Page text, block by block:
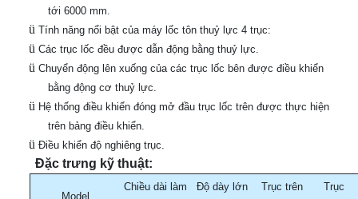
tới 6000 mm.
ü Tính năng nổi bật của máy lốc tôn thuỷ lực 4 trục:
ü Các trục lốc đều được dẫn động bằng thuỷ lực.
ü Chuyển động lên xuống của các trục lốc bên được điều khiển
bằng động cơ thuỷ lực.
ü Hệ thống điều khiển đóng mở đầu trục lốc trên được thực hiện
trên bảng điều khiển.
ü Điều khiển độ nghiêng trục.
Đặc trưng kỹ thuật:
Model
Chiều dài làm
Độ dày lớn
Trục trên
Trục